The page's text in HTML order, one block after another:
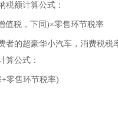
额计算公式：
税，下同)×零售环节税率
的超豪华小汽车，消费税税
算公式：
零售环节税率)